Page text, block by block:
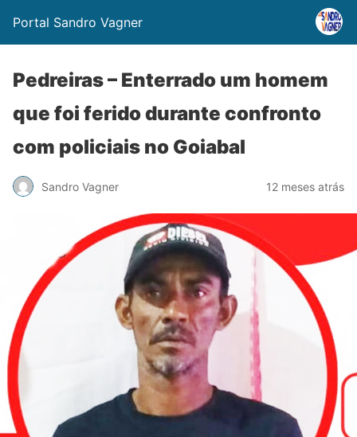
Portal Sandro Vagner
Pedreiras – Enterrado um homem
que foi ferido durante confronto
com policiais no Goiabal
Sandro Vagner 12 meses atrás